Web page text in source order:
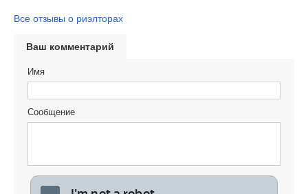
Все отзывы о риэлторах
Ваш комментарий
Имя
Сообщение